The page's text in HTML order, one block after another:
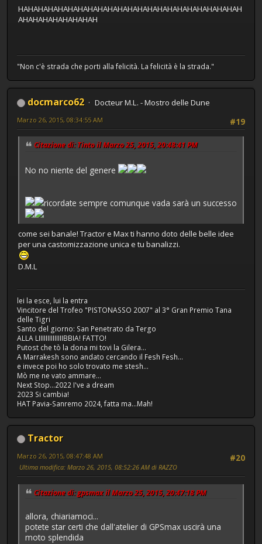
HAHAHAHAHAHAHAHAHAHAHAHAHAHAHAHAHAHAHAHAHAHAH
AHAHAHAHAHAHAHAH
"Non c'è strada che porti alla felicità. La felicità è la strada."
docmarco62
Docteur M.L. - Mostro delle Dune
#19
Marzo 26, 2015, 08:34:55 AM
Citazione di: Tinto il Marzo 25, 2015, 20:48:41 PM
No no niente del genere
ricordate sempre comunque vada sarà un successo
come sei banale! Tractor e Max ti hanno doto delle belle idee
per una castomizzazione unica e tu banalizzi.
D.M.L
lei la esce, lui la entra
Vincitore del Trofeo "PISTONASSO 2007" al 3° Gran Premio Tana
delle Tigri
Santo del giorno: San Penetrato da Tergo
ALLA LIIIIIIIIIIIIIIBBIA! FATTO!
Putost che tò la dona mi tovi la Gilera...
A Marrakesh sono andato cercando il Fesh Fesh...
e invece poi ho solo trovato me stesh...
Mò me ne vato ammare...
Next Stop...2022 I've a dream
2023 Si cambia!
HAT Pavia-Sanremo 2024, fatta ma...Mah!
Tractor
#20
Marzo 26, 2015, 08:47:48 AM
Ultima modifica: Marzo 26, 2015, 08:52:26 AM di RAZZO
Citazione di: gpsmax il Marzo 25, 2015, 20:47:18 PM
allora, chiariamoci...
potete star certi che dall'atelier di GPSmax uscirà una
moto splendida